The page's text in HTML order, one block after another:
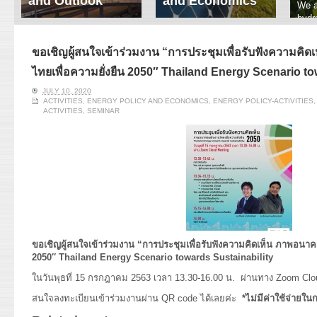
ERI conducts rigorous
energy supply and
demand of various
energy-consuming
sectors. Our analyses
have been used for …
We focus on solar
innovation, solar PV
economics, and solar PV
policy. Two patent-
solar collectors for …
Read More
We
ขอเชิญผู้สนใจเข้าร่วมงาน “การประชุมเพื่อรับฟังความคิ
ไทยเพื่อความยั่งยืน 2050″ Thailand Energy Scenario
JULY 10, 2020
ACTIVITIES
ENERGY POLICY AND ECONOMICS ENERGY POLICY-ACTIVITIES
ACTIVITIES
SEMINAR
ขอเชิญผู้สนใจเข้าร่วมงาน “การประชุมเพื่อรับฟังความคิดเห็น ภาพอนา
2050″ Thailand Energy Scenario towards Sustainability
ในวันพุธที่ 15 กรกฎาคม 2563 เวลา 13.30-16.00 น. ผ่านทาง Zoom
สนใจลงทะเบียนเข้าร่วมงานผ่าน QR code ได้เลยค่ะ *ไม่มีค่าใช้จ่ายใน